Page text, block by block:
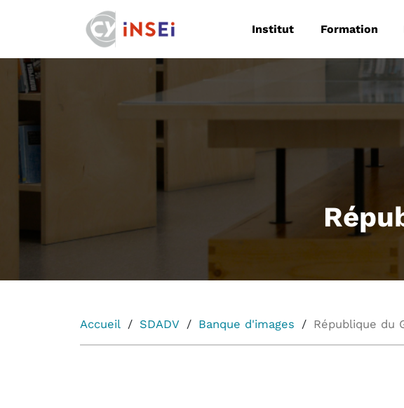
Institut Formation
Accueil SDADV Banque d'images République du